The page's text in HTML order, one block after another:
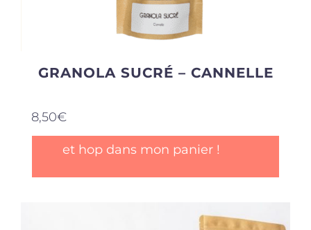
GRANOLA SUCRÉ – CANNELLE
8,50€
et hop dans mon panier !